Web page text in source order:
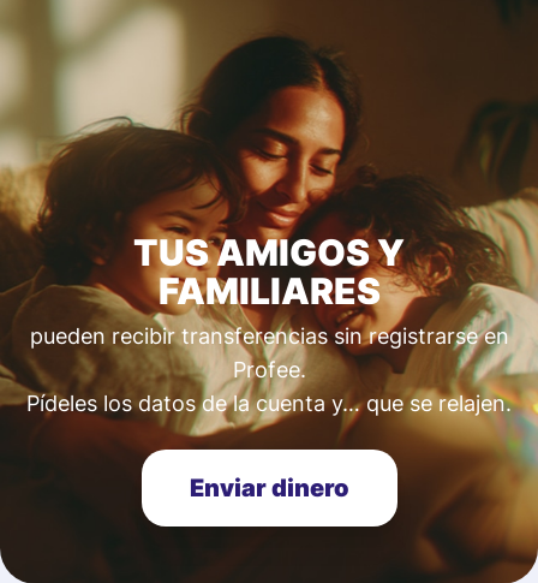
TUS AMIGOS Y
FAMILIARES
pueden recibir transferencias sin registrarse en
Profee.
Pídeles los datos de la cuenta y… que se relajen.
Enviar dinero